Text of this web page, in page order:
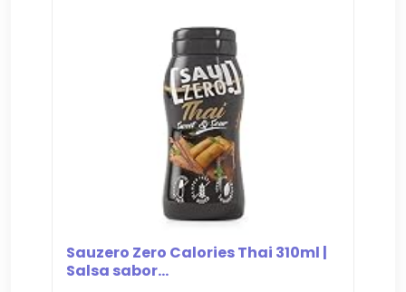
Sauzero Zero Calories Thai 310ml |
Salsa sabor...